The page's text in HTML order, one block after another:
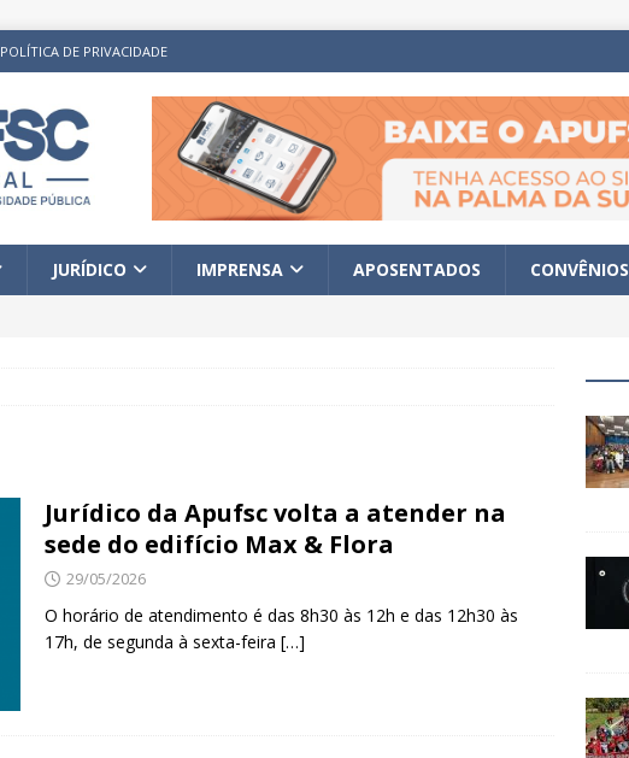
POLÍTICA DE PRIVACIDADE
JURÍDICO IMPRENSA APOSENTADOS CONVÊNIOS
Jurídico da Apufsc volta a atender na
sede do edifício Max & Flora
29/05/2026
O horário de atendimento é das 8h30 às 12h e das 12h30 às
17h, de segunda à sexta-feira […]